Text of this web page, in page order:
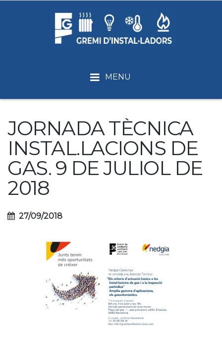
MENU
JORNADA TÈCNICA
INSTAL.LACIONS DE
GAS. 9 DE JULIOL DE
2018
27/09/2018